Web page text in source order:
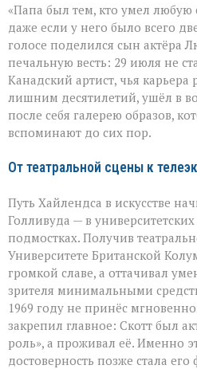
«Папа был тем, кто умел любую
даже если у него было всего
голосе поделился сын актёра
печальную весть: 29 июля не
Канадский артист, чья карьера
лишним десятилетий, ушёл в
после себя галерею образов,
вспоминают до сих пор.
От театральной сцены к
Путь Хайлендса в искусстве
Голливуда — в
подмостках. Получив
Университете Британской
громкой славе, а оттачивал
зрителя минимальными
1969 году не принёс
закрепил главное: Скотт был
роль», а проживал её. Именно
достоверность позже стала